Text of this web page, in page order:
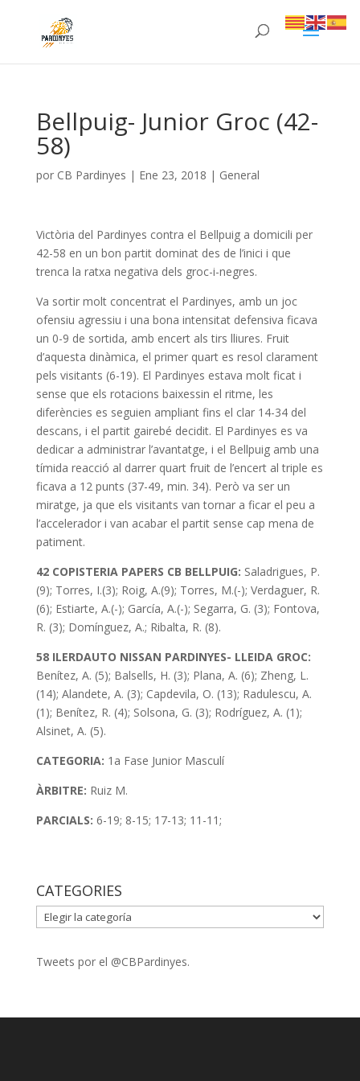
Bellpuig- Junior Groc (42-
58)
por CB Pardinyes | Ene 23, 2018 | General
Victòria del Pardinyes contra el Bellpuig a domicili per
42-58 en un bon partit dominat des de l’inici i que
trenca la ratxa negativa dels groc-i-negres.
Va sortir molt concentrat el Pardinyes, amb un joc
ofensiu agressiu i una bona intensitat defensiva ficava
un 0-9 de sortida, amb encert als tirs lliures. Fruit
d’aquesta dinàmica, el primer quart es resol clarament
pels visitants (6-19). El Pardinyes estava molt ficat i
sense que els rotacions baixessin el ritme, les
diferències es seguien ampliant fins el clar 14-34 del
descans, i el partit gairebé decidit. El Pardinyes es va
dedicar a administrar l’avantatge, i el Bellpuig amb una
tímida reacció al darrer quart fruit de l’encert al triple es
ficava a 12 punts (37-49, min. 34). Però va ser un
miratge, ja que els visitants van tornar a ficar el peu a
l’accelerador i van acabar el partit sense cap mena de
patiment.
42 COPISTERIA PAPERS CB BELLPUIG: Saladrigues, P.
(9); Torres, I.(3); Roig, A.(9); Torres, M.(-); Verdaguer, R.
(6); Estiarte, A.(-); García, A.(-); Segarra, G. (3); Fontova,
R. (3); Domínguez, A.; Ribalta, R. (8).
58 ILERDAUTO NISSAN PARDINYES- LLEIDA GROC:
Benítez, A. (5); Balsells, H. (3); Plana, A. (6); Zheng, L.
(14); Alandete, A. (3); Capdevila, O. (13); Radulescu, A.
(1); Benítez, R. (4); Solsona, G. (3); Rodríguez, A. (1);
Alsinet, A. (5).
CATEGORIA: 1a Fase Junior Masculí
ÀRBITRE: Ruiz M.
PARCIALS: 6-19; 8-15; 17-13; 11-11;
CATEGORIES
CATEGORIES
Tweets por el @CBPardinyes.